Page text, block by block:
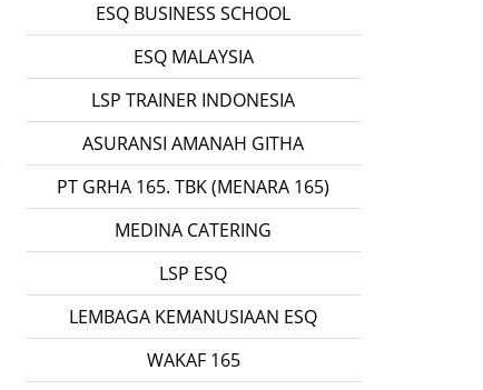
ESQ BUSINESS SCHOOL
ESQ MALAYSIA
LSP TRAINER INDONESIA
ASURANSI AMANAH GITHA
PT GRHA 165. TBK (MENARA 165)
MEDINA CATERING
LSP ESQ
LEMBAGA KEMANUSIAAN ESQ
WAKAF 165